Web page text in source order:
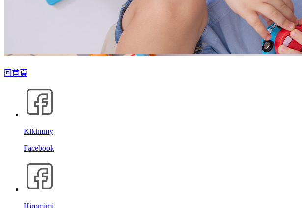
回首頁
Kikimmy
Facebook
Hiromimi